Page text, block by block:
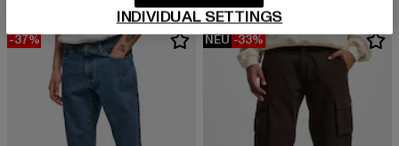
-37% NEU -33%
INDIVIDUAL SETTINGS